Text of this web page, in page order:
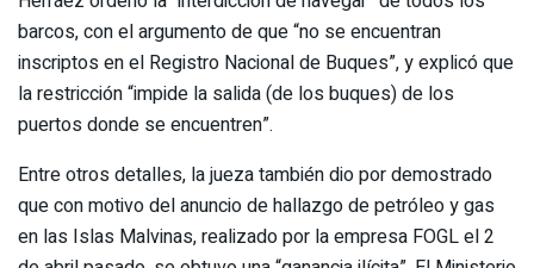
barcos, con el argumento de que “no se encuentran
inscriptos en el Registro Nacional de Buques”, y explicó que
la restricción “impide la salida (de los buques) de los
puertos donde se encuentren”.
Entre otros detalles, la jueza también dio por demostrado
que con motivo del anuncio de hallazgo de petróleo y gas
en las Islas Malvinas, realizado por la empresa FOGL el 2